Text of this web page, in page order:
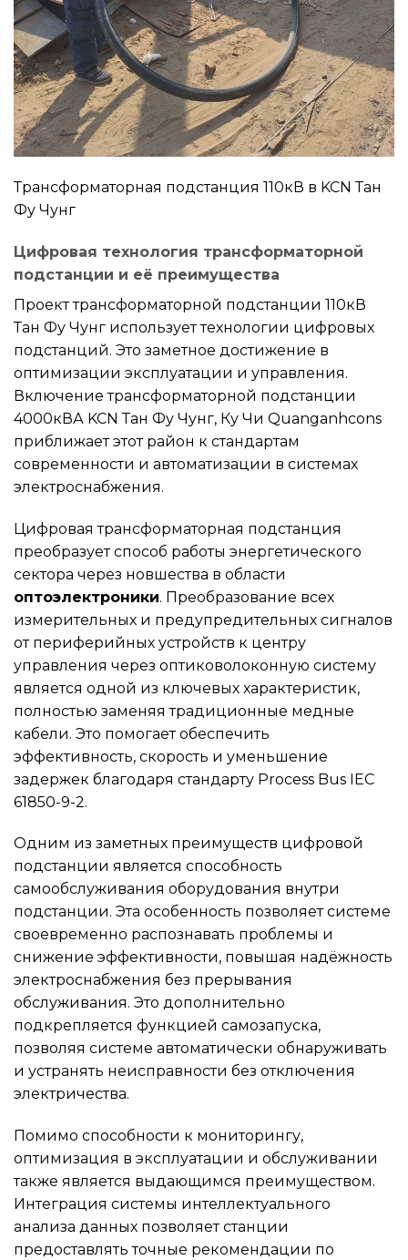
Трансформаторная подстанция 110кВ в KCN Тан
Фу Чунг
Цифровая технология трансформаторной
подстанции и её преимущества
Проект трансформаторной подстанции 110кВ
Тан Фу Чунг использует технологии цифровых
подстанций. Это заметное достижение в
оптимизации эксплуатации и управления.
Включение трансформаторной подстанции
4000кВА KCN Тан Фу Чунг, Ку Чи Quanganhcons
приближает этот район к стандартам
современности и автоматизации в системах
электроснабжения.
Цифровая трансформаторная подстанция
преобразует способ работы энергетического
сектора через новшества в области
оптоэлектроники. Преобразование всех
измерительных и предупредительных сигналов
от периферийных устройств к центру
управления через оптиковолоконную систему
является одной из ключевых характеристик,
полностью заменяя традиционные медные
кабели. Это помогает обеспечить
эффективность, скорость и уменьшение
задержек благодаря стандарту Process Bus IEC
61850-9-2.
Одним из заметных преимуществ цифровой
подстанции является способность
самообслуживания оборудования внутри
подстанции. Эта особенность позволяет системе
своевременно распознавать проблемы и
снижение эффективности, повышая надёжность
электроснабжения без прерывания
обслуживания. Это дополнительно
подкрепляется функцией самозапуска,
позволяя системе автоматически обнаруживать
и устранять неисправности без отключения
электричества.
Помимо способности к мониторингу,
оптимизация в эксплуатации и обслуживании
также является выдающимся преимуществом.
Интеграция системы интеллектуального
анализа данных позволяет станции
предоставлять точные рекомендации по